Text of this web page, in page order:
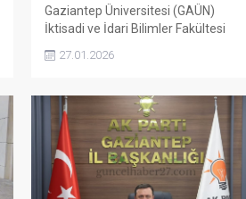
Gaziantep Üniversitesi (GAÜN)
İktisadi ve İdari Bilimler Fakültesi
(İİBF) İşletme Bölümü tarafından
düzenlenen Bölüm İçi Eğitim
School of Medical Informatics
Chung-Shan Medical University
öğretim üyesi Prof. Dr. Chi Chang
Chang tarafından “Health
Informatics and Artificial
Intelligence (Sağlık Bilişimi ve Yapay
27.01.2026